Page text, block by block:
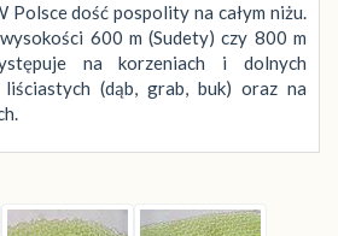
Polsce dość pospolity na całym niżu.
600 m (Sudety) czy 800 m
na korzeniach i dolnych
(dąb, grab, buk) oraz na